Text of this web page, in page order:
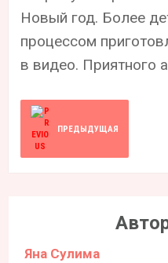
Новый год. Более
процессом
в видео. Приятного
ПРЕДЫДУЩАЯ
Яна Сулима